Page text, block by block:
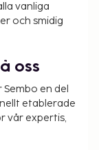
vanliga
och smidig
oss
en del
etablerade
vår expertis,